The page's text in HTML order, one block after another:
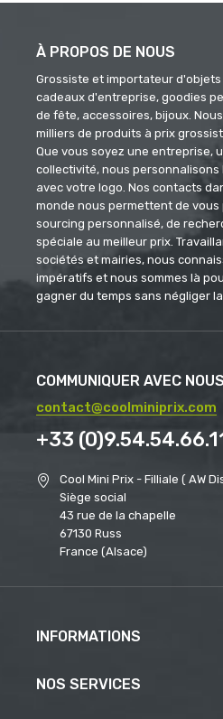
À PROPOS DE NOUS
Grossiste et importateur
cadeaux d'entreprise, goodies
de fête, accessoires, bijoux.
milliers de produits à prix
Que vous soyez une entreprise,
collectivité, nous
avec votre logo. Nos contacts
monde nous permettent de vous
sourcing personnalisé, de
spéciale au meilleur prix.
sociétés et mairies, nous
impératifs et nous sommes là
gagner du temps sans négliger la
COMMUNIQUER AVEC NOUS
contact@coolminiprix.com
+33
Cool Mini Prix - Filliale ( AW
Siège social
43 rue de la chapelle
67130 Russ
France (Alsace)
INFORMATIONS
NOS SERVICES